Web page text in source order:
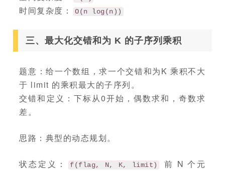
时间复杂度： O(n log(n))
三、最大化交错和为 K 的子序列乘积
题意：给一个数组，求一个交错和为K 乘积不大
于 limit 的乘积最大的子序列。
交错和定义：下标从0开始，偶数求和，奇数求
差。
思路：典型的动态规划。
状态定义： f(flag, N, K, limit)
前 N 个元